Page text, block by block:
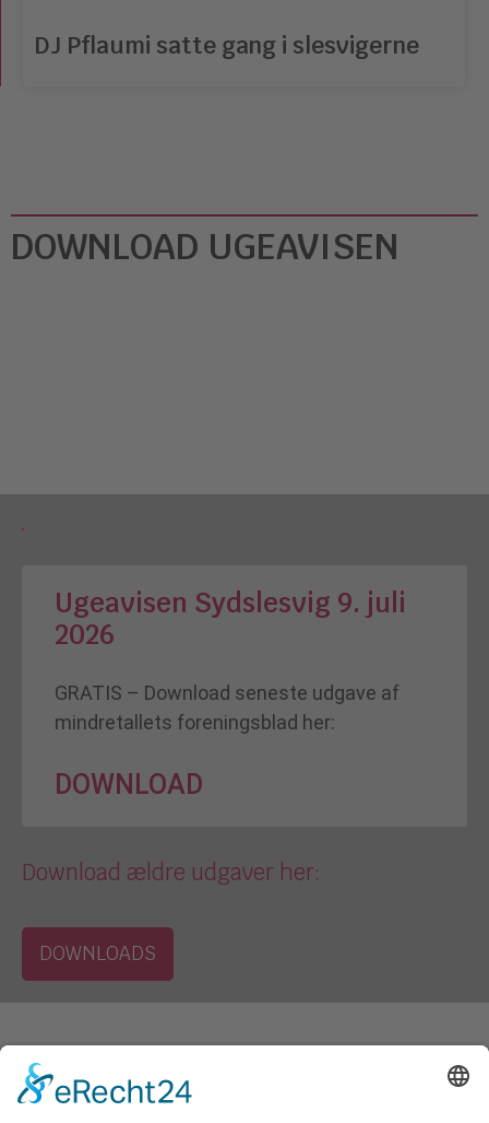
DJ Pflaumi satte gang i slesvigerne
DOWNLOAD UGEAVISEN
Ugeavisen Sydslesvig 9. juli
2026
GRATIS – Download seneste udgave af
mindretallets foreningsblad her:
DOWNLOAD
Download ældre udgaver her:
DOWNLOADS